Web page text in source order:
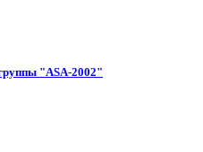
"ASA-2002"